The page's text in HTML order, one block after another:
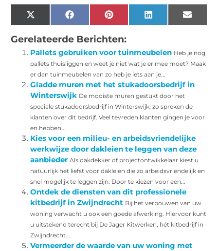
X
(Twitter)
Facebook Pinterest LinkedIn Email
Gerelateerde Berichten:
Pallets gebruiken voor tuinmeubelen Heb je nog
pallets thuisliggen en weet je niet wat je er mee moet? Maak
er dan tuinmeubelen van zo heb je iets aan je...
Gladde muren met het stukadoorsbedrijf in
Winterswijk De mooiste muren gestukt door het
speciale stukadoorsbedrijf in Winterswijk, zo spreken de
klanten over dit bedrijf. Veel tevreden klanten gingen je voor
en hebben...
Kies voor een milieu- en arbeidsvriendelijke
werkwijze door dakleien te leggen van deze
aanbieder Als dakdekker of projectontwikkelaar kiest u
natuurlijk het liefst voor dakleien die zo arbeidsvriendelijk en
snel mogelijk te leggen zijn. Door te kiezen voor een...
Ontdek de diensten van dit professionele
kitbedrijf in Zwijndrecht Bij het verbouwen van uw
woning verwacht u ook een goede afwerking. Hiervoor kunt
u uitstekend terecht bij De Jager Kitwerken, hét kitbedrijf in
Zwijndrecht....
Vermeerder de waarde van uw woning met